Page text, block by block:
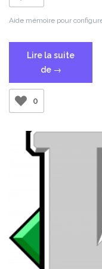
Aide mémoire pour
Lire la suite
de « Configurer
Tor »
→
0